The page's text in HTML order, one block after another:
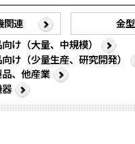
関連 金型
け（大量、中規模）
け（少量生産、研究開発）
、他産業